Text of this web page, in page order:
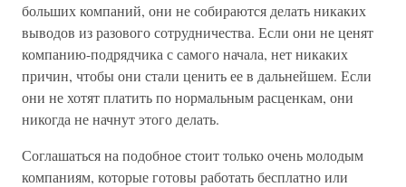
больших компаний, они не собираются делать никаких
выводов из разового сотрудничества. Если они не ценят
компанию-подрядчика с самого начала, нет никаких
причин, чтобы они стали ценить ее в дальнейшем. Если
они не хотят платить по нормальным расценкам, они
никогда не начнут этого делать.
Соглашаться на подобное стоит только очень молодым
компаниям, которые готовы работать бесплатно или